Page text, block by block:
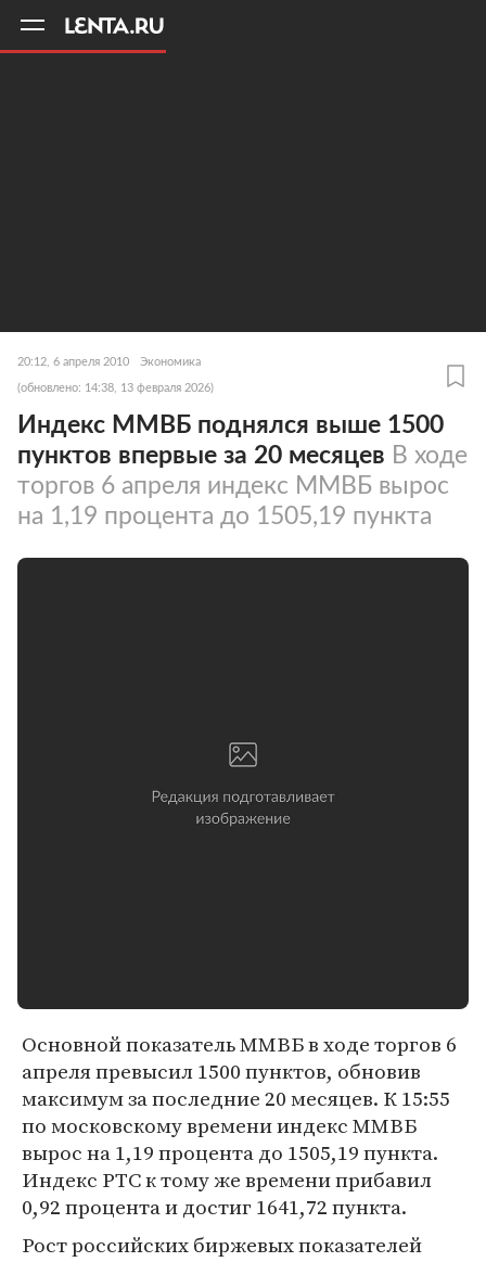
20:12, 6 апреля 2010 Экономика
(обновлено: 14:38, 13 февраля 2026)
Индекс ММВБ поднялся выше 1500
пунктов впервые за 20 месяцев В ходе
торгов 6 апреля индекс ММВБ вырос
на 1,19 процента до 1505,19 пункта
Основной показатель ММВБ в ходе торгов 6
апреля превысил 1500 пунктов, обновив
максимум за последние 20 месяцев. К 15:55
по московскому времени индекс ММВБ
вырос на 1,19 процента до 1505,19 пункта.
Индекс РТС к тому же времени прибавил
0,92 процента и достиг 1641,72 пункта.
Рост российских биржевых показателей